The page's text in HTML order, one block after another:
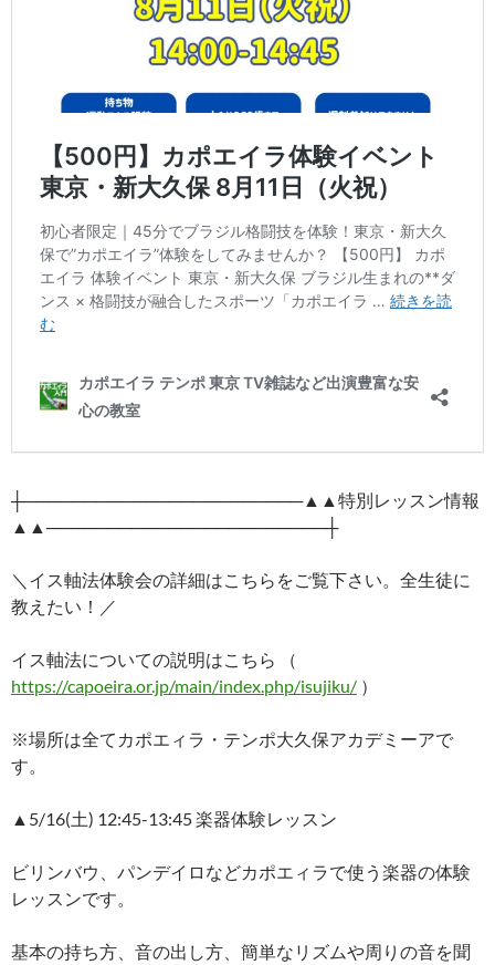
┼───────────────────────▲▲特別レッスン情報
▲▲───────────────────────┼
＼イス軸法体験会の詳細はこちらをご覧下さい。全生徒に
教えたい！／
イス軸法についての説明はこちら （
https://capoeira.or.jp/main/index.php/isujiku/ ）
※場所は全てカポエィラ・テンポ大久保アカデミーアで
す。
▲5/16(土) 12:45-13:45 楽器体験レッスン
ビリンバウ、パンデイロなどカポエィラで使う楽器の体験
レッスンです。
基本の持ち方、音の出し方、簡単なリズムや周りの音を聞